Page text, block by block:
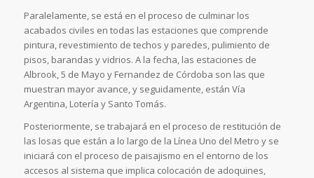
Paralelamente, se está en el proceso de culminar los
acabados civiles en todas las estaciones que comprende
pintura, revestimiento de techos y paredes, pulimiento de
pisos, barandas y vidrios. A la fecha, las estaciones de
Albrook, 5 de Mayo y Fernandez de Córdoba son las que
muestran mayor avance, y seguidamente, están Vía
Argentina, Lotería y Santo Tomás.
Posteriormente, se trabajará en el proceso de restitución de
las losas que están a lo largo de la Línea Uno del Metro y se
iniciará con el proceso de paisajismo en el entorno de los
accesos al sistema que implica colocación de adoquines,